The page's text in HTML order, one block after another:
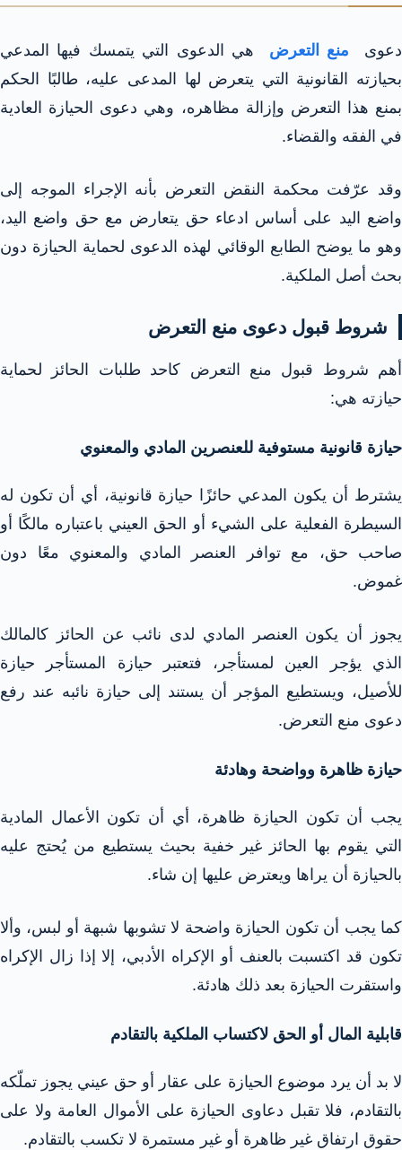
دعوى منع التعرض هي الدعوى التي يتمسك فيها المدعي
بحيازته القانونية التي يتعرض لها المدعى عليه، طالبًا الحكم
بمنع هذا التعرض وإزالة مظاهره، وهي دعوى الحيازة العادية
في الفقه والقضاء.​
وقد عرّفت محكمة النقض التعرض بأنه الإجراء الموجه إلى
واضع اليد على أساس ادعاء حق يتعارض مع حق واضع اليد،
وهو ما يوضح الطابع الوقائي لهذه الدعوى لحماية الحيازة دون
بحث أصل الملكية.​
شروط قبول دعوى منع التعرض​
أهم شروط قبول منع التعرض كاحد طلبات الحائز لحماية
حيازته هي:
حيازة قانونية مستوفية للعنصرين المادي والمعنوي​
يشترط أن يكون المدعي حائزًا حيازة قانونية، أي أن تكون له
السيطرة الفعلية على الشيء أو الحق العيني باعتباره مالكًا أو
صاحب حق، مع توافر العنصر المادي والمعنوي معًا دون
غموض.​
يجوز أن يكون العنصر المادي لدى نائب عن الحائز كالمالك
الذي يؤجر العين لمستأجر، فتعتبر حيازة المستأجر حيازة
للأصيل، ويستطيع المؤجر أن يستند إلى حيازة نائبه عند رفع
دعوى منع التعرض.​
حيازة ظاهرة وواضحة وهادئة​
يجب أن تكون الحيازة ظاهرة، أي أن تكون الأعمال المادية
التي يقوم بها الحائز غير خفية بحيث يستطيع من يُحتج عليه
بالحيازة أن يراها ويعترض عليها إن شاء.​
كما يجب أن تكون الحيازة واضحة لا تشوبها شبهة أو لبس، وألا
تكون قد اكتسبت بالعنف أو الإكراه الأدبي، إلا إذا زال الإكراه
واستقرت الحيازة بعد ذلك هادئة.​
قابلية المال أو الحق لاكتساب الملكية بالتقادم​
لا بد أن يرد موضوع الحيازة على عقار أو حق عيني يجوز تملّكه
بالتقادم، فلا تقبل دعاوى الحيازة على الأموال العامة ولا على
حقوق ارتفاق غير ظاهرة أو غير مستمرة لا تكسب بالتقادم.​